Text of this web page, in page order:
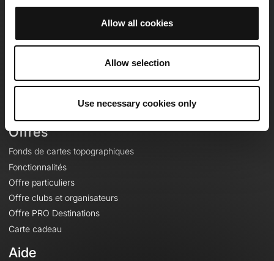
Allow all cookies
Allow selection
Use necessary cookies only
Equipe
Offres
Fonds de cartes topographiques
Fonctionnalités
Offre particuliers
Offre clubs et organisateurs
Offre PRO Destinations
Carte cadeau
Aide